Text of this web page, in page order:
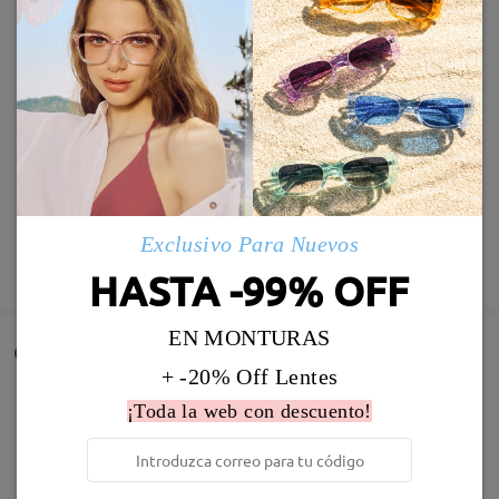
Comentarios de Clientes
Comparta su experiencia de compra para ayudar a otros a
obtener gafas satisfechas
Deje su comentario
Exclusivo Para Nuevos
HASTA -99% OFF
EN MONTURAS
+ -20% Off Lentes
¡Toda la web con descuento!